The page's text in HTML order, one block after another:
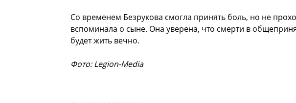
Со временем Безрукова смогла принять боль, но не
вспоминала о сыне. Она уверена, что смерти в
будет жить вечно.
Фото: Legion-Media